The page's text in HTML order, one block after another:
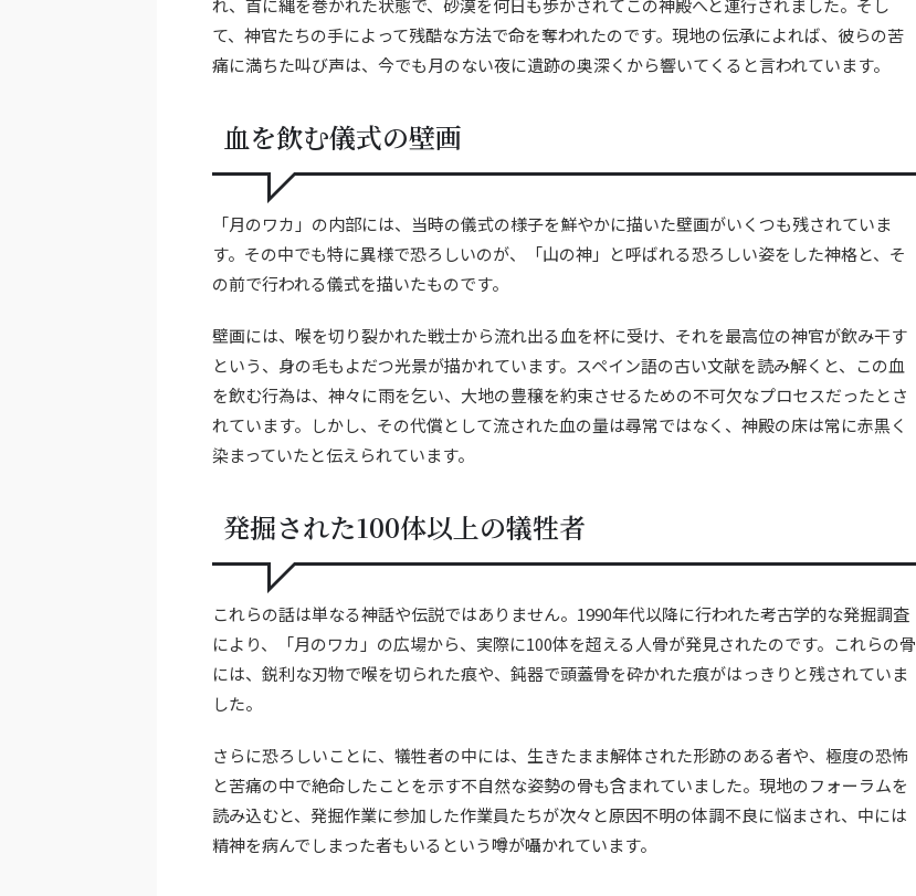
れ、首に縄を巻かれた状態で、砂漠を何日も歩かされてこの神殿へと連行されました。そし
て、神官たちの手によって残酷な方法で命を奪われたのです。現地の伝承によれば、彼らの苦
痛に満ちた叫び声は、今でも月のない夜に遺跡の奥深くから響いてくると言われています。
血を飲む儀式の壁画
「月のワカ」の内部には、当時の儀式の様子を鮮やかに描いた壁画がいくつも残されていま
す。その中でも特に異様で恐ろしいのが、「山の神」と呼ばれる恐ろしい姿をした神格と、そ
の前で行われる儀式を描いたものです。
壁画には、喉を切り裂かれた戦士から流れ出る血を杯に受け、それを最高位の神官が飲み干す
という、身の毛もよだつ光景が描かれています。スペイン語の古い文献を読み解くと、この血
を飲む行為は、神々に雨を乞い、大地の豊穣を約束させるための不可欠なプロセスだったとさ
れています。しかし、その代償として流された血の量は尋常ではなく、神殿の床は常に赤黒く
染まっていたと伝えられています。
発掘された100体以上の犠牲者
これらの話は単なる神話や伝説ではありません。1990年代以降に行われた考古学的な発掘調査
により、「月のワカ」の広場から、実際に100体を超える人骨が発見されたのです。これらの骨
には、鋭利な刃物で喉を切られた痕や、鈍器で頭蓋骨を砕かれた痕がはっきりと残されていま
した。
さらに恐ろしいことに、犠牲者の中には、生きたまま解体された形跡のある者や、極度の恐怖
と苦痛の中で絶命したことを示す不自然な姿勢の骨も含まれていました。現地のフォーラムを
読み込むと、発掘作業に参加した作業員たちが次々と原因不明の体調不良に悩まされ、中には
精神を病んでしまった者もいるという噂が囁かれています。